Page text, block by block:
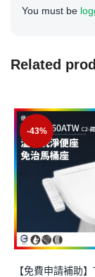
You must be
Related
-43%
【免費申請補助